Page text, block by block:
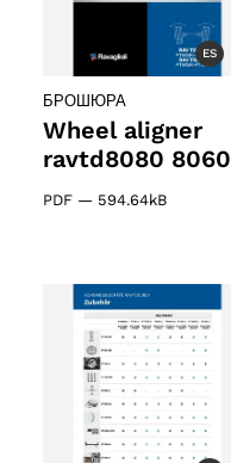
ES
БРОШЮРА
Wheel aligner
ravtd8080 8060
PDF — 594.64kB